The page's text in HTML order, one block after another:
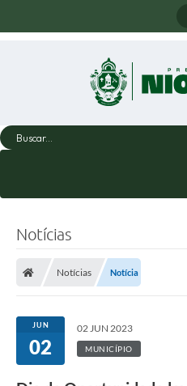
Buscar...
Notícias
Notícias Notícia
JUN
02
02 JUN 2023
MUNICÍPIO